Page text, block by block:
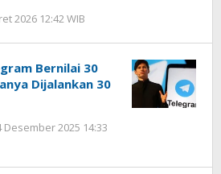
2026 12:42 WIB
Bernilai 30
Dijalankan 30
Desember 2025 14:33